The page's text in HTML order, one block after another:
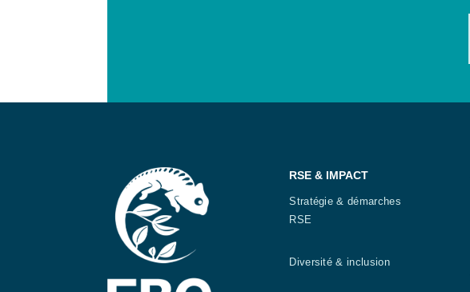
RSE & IMPACT
Stratégie & démarches
RSE
Diversité & inclusion